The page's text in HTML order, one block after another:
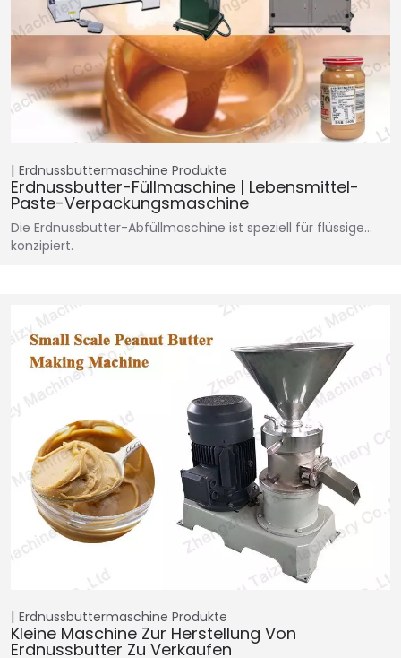
Erdnussbuttermaschine Produkte
Erdnussbutter-Füllmaschine | Lebensmittel-
Paste-Verpackungsmaschine
Die Erdnussbutter-Abfüllmaschine ist speziell für flüssige…
konzipiert.
Erdnussbuttermaschine Produkte
Kleine Maschine Zur Herstellung Von
Erdnussbutter Zu Verkaufen